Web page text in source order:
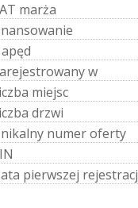
AT marża
nansowanie
apęd
arejestrowanyw
iczba miejsc
iczba drzwi
nikalny numeroferty
IN
ata pierwszej rejestracj